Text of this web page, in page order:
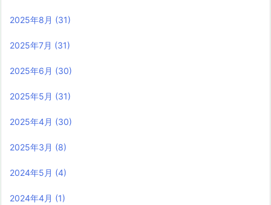
2025年8月 (31)
2025年7月 (31)
2025年6月 (30)
2025年5月 (31)
2025年4月 (30)
2025年3月 (8)
2024年5月 (4)
2024年4月 (1)